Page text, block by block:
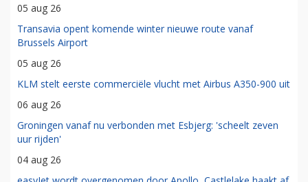
05 aug 26
Transavia opent komende winter nieuwe route vanaf
Brussels Airport
05 aug 26
KLM stelt eerste commerciële vlucht met Airbus A350-900 uit
06 aug 26
Groningen vanaf nu verbonden met Esbjerg: 'scheelt zeven
uur rijden'
04 aug 26